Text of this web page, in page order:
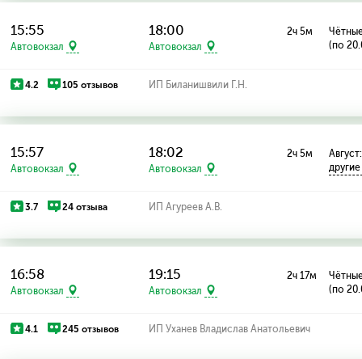
15:55
Автовокзал
18:00
Автовокзал
2ч 5м
(по
4.2 105 отзывов ИП Биланишвили Г.Н.
15:57
Автовокзал
18:02
Автовокзал
2ч 5м
3.7 24 отзыва ИП Агуреев А.В.
16:58
Автовокзал
19:15
Автовокзал
2ч 17м
(по
4.1 245 отзывов ИП Уханев Владислав Анатольевич